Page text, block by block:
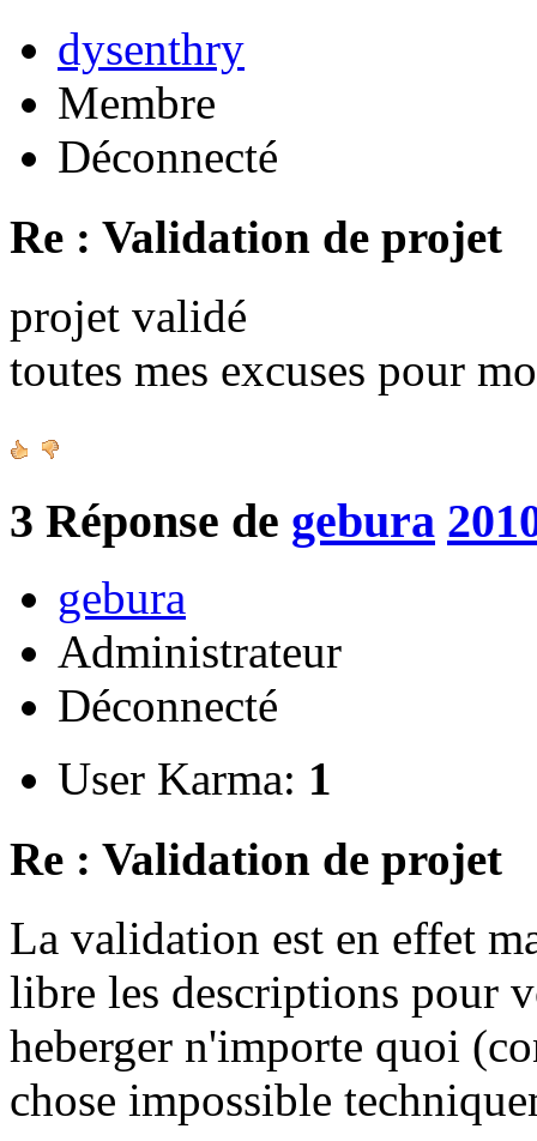
dysenthry
Membre
Déconnecté
Re : Validation de projet
projet validé
toutes mes excuses pour
3 Réponse de gebura
gebura
Administrateur
Déconnecté
User Karma: 1
Re : Validation de projet
La validation est en effet
libre les descriptions pour
heberger n'importe quoi
chose impossible